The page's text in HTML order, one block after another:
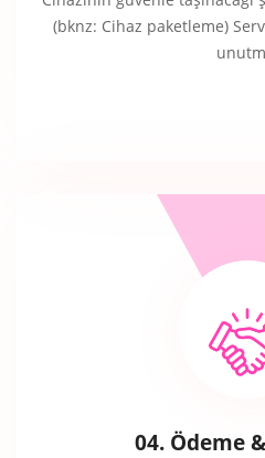
(bknz: Cihaz paketleme)
04. Ödeme